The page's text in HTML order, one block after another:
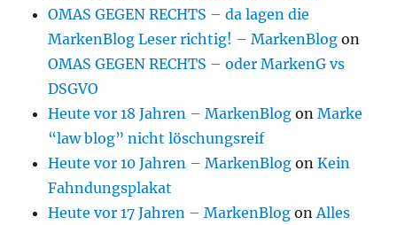
OMAS GEGEN RECHTS – da lagen die
MarkenBlog Leser richtig! – MarkenBlog on
OMAS GEGEN RECHTS – oder MarkenG vs
DSGVO
Heute vor 18 Jahren – MarkenBlog onMarke
“law blog” nicht löschungsreif
Heute vor 10 Jahren – MarkenBlog onKein
Fahndungsplakat
Heute vor 17 Jahren – MarkenBlog onAlles